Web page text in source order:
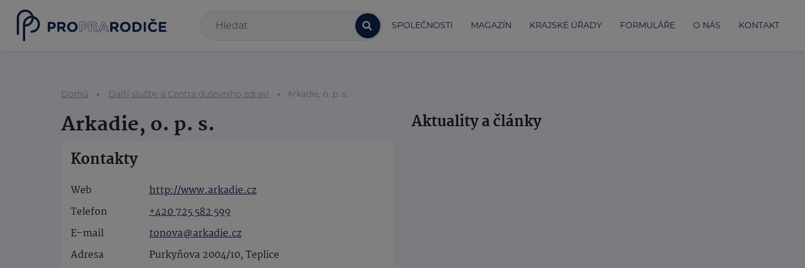
SPOLEČNOSTI MAGAZÍN KRAJSKÉ ÚŘADY FORMULÁŘE O NÁS KONTAKT
Domů Další služby a Centra duševního zdraví Arkadie, o. p. s.
Arkadie, o. p. s.
Kontakty
Web
http://www.arkadie.cz
Telefon
+420 725 582 599
E-mail
tonova@arkadie.cz
Adresa
Purkyňova 2004/10, Teplice
Aktuality a články